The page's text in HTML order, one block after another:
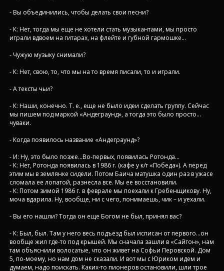
- Вы объединились, чтобы делать свои песни?
- К: Нет, тогда мы еще не хотели стать музыкантами, мы просто
играли вдвоем на гитарах, на флейте и губной гармошке…
- Чужую музыку снимали?
- К: Нет, свою, то, что мы на то время писали, то и играли.
- А тексты чьи?
- К: Наши, конечно. Т. е., еще не было идеи сделать группу. Сейчас
мы пишем под маркой «Андеграунд», а тогда это было просто…
чуваки.
- Когда появилось название «Андеграунд»?
- И: Ну, это было позже…Во-первых, появилась Ротонда…
- К: Нет, Ротонда появилась в 1986 г. (кафе у к/т «Победа»). А перед
этим мы в землянке сидели. Потом Баича матушка один раз в ужасе
сломала ее лопатой, разнесла все. Мы ее восстановили.
- К: Потом зимой 1986 г. в феврале мы поехали к Гребенщикову. Ну,
моча вдарила. Ну, вообще, ни с чего, понимаешь, чик – и уехали.
- Вы его нашли? Тогда он еще Богом не был, принял вас?
- К: Был, был. Там у него весь подъезд был исписан от первого…он
вообще жил где-то под крышей. Мы сначала зашли в «Сайгон», нам
там объяснили волосатые, что он живет на Софьи Перовской. Дом
5, по-моему, но нам дом не сказали. И вот мы с Юриком идем и
думаем, надо поискать. Каких-то пионеров остановили, шли трое